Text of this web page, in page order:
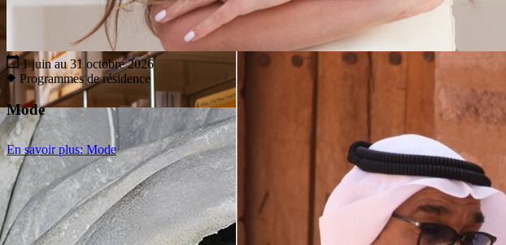
1 juin au 31 octobre 2026
Programmes de résidence
Mode
En savoir plus: Mode